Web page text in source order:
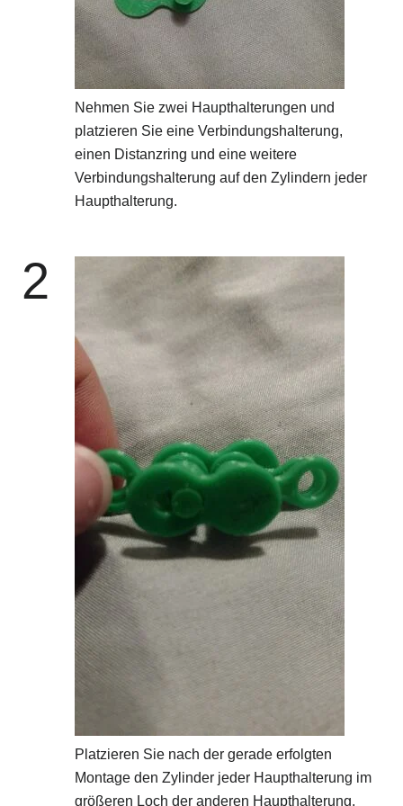
Nehmen Sie zwei Haupthalterungen und
platzieren Sie eine Verbindungshalterung,
einen Distanzring und eine weitere
Verbindungshalterung auf den Zylindern jeder
Haupthalterung.
2
Platzieren Sie nach der gerade erfolgten
Montage den Zylinder jeder Haupthalterung im
größeren Loch der anderen Haupthalterung.